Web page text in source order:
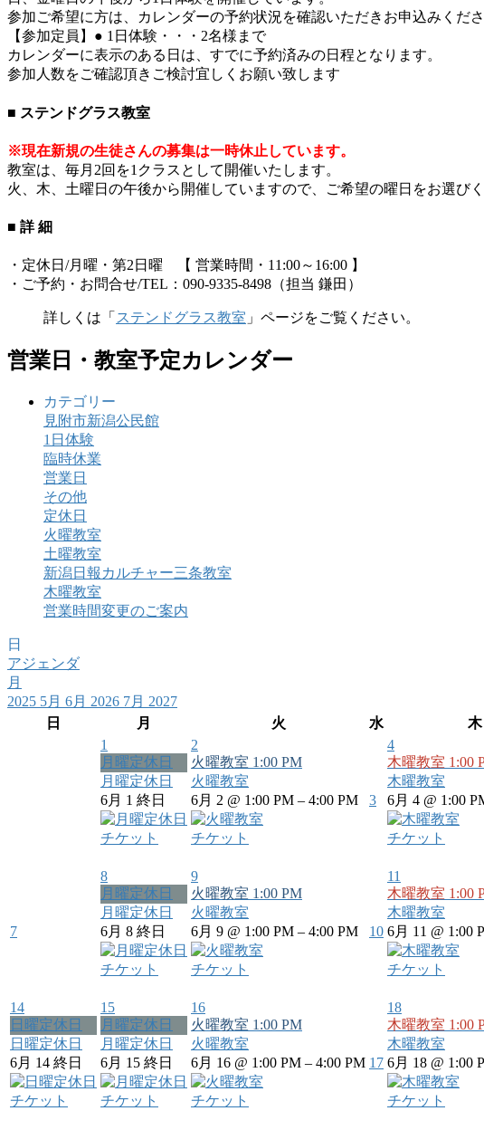
参加ご希望に方は、カレンダーの予約状況を確認いただきお申込みくださ
【参加定員】● 1日体験・・・2名様まで
カレンダーに表示のある日は、すでに予約済みの日程となります。
参加人数をご確認頂きご検討宜しくお願い致します
■ ステンドグラス教室
※現在新規の生徒さんの募集は一時休止しています。
教室は、毎月2回を1クラスとして開催いたします。
火、木、土曜日の午後から開催していますので、ご希望の曜日をお選びく
■ 詳 細
・定休日/月曜・第2日曜 【 営業時間・11:00～16:00 】
・ご予約・お問合せ/TEL：090-9335-8498（担当 鎌田）
詳しくは「 ステンドグラス教室 」ページをご覧ください。
営業日・教室予定カレンダー
カテゴリー
見附市新潟公民館
1日体験
臨時休業
営業日
その他
定休日
火曜教室
土曜教室
新潟日報カルチャー三条教室
木曜教室
営業時間変更のご案内
日
アジェンダ
月
2025 5月 6月 2026 7月 2027
日
月 火 水 木
1
月曜定休日
月曜定休日
6月 1 終日
チケット
2
火曜教室 1:00 PM
火曜教室
6月 2 @ 1:00 PM – 4:00 PM
チケット
3
4
木曜教室 1:00
木曜教室
6月 4 @ 1:00
チケット
7
8
月曜定休日
月曜定休日
6月 8 終日
チケット
9
火曜教室 1:00 PM
火曜教室
6月 9 @ 1:00 PM – 4:00 PM
チケット
10
11
木曜教室 1:00
木曜教室
6月 11 @ 1:00
チケット
14
日曜定休日
日曜定休日
6月 14 終日
チケット
15
月曜定休日
月曜定休日
6月 15 終日
チケット
16
火曜教室 1:00 PM
火曜教室
6月 16 @ 1:00 PM – 4:00 PM
チケット
17
18
木曜教室 1:00
木曜教室
6月 18 @ 1:00
チケット